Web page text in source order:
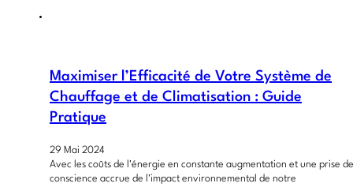
Maximiser l’Efficacité de Votre Système de
Chauffage et de Climatisation : Guide
Pratique
29 Mai 2024
Avec les coûts de l'énergie en constante augmentation et une prise de
conscience accrue de l'impact environnemental de notre